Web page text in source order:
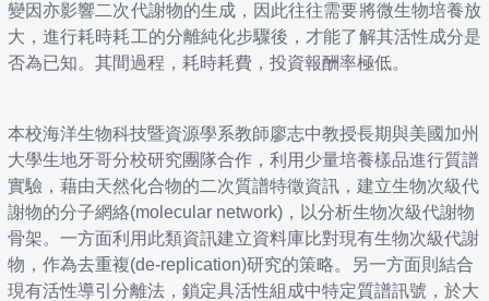
變因亦影響二次代謝物的生成，因此往往需要將微生物培養放
大，進行耗時耗工的分離純化步驟後，才能了解其活性成分是
否為已知。其間過程，耗時耗費，投資報酬率極低。
本校海洋生物科技暨資源學系教師廖志中教授長期與美國加州
大學生地牙哥分校研究團隊合作，利用少量培養樣品進行質譜
實驗，藉由天然化合物的二次質譜特徵資訊，建立生物次級代
謝物的分子網絡(molecular network)，以分析生物次級代謝物
骨架。一方面利用此類資訊建立資料庫比對現有生物次級代謝
物，作為去重複(de-replication)研究的策略。另一方面則結合
現有活性導引分離法，鎖定具活性組成中特定質譜訊號，於大